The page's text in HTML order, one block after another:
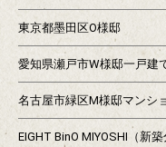
東京都墨田区O様邸
愛知県瀬戸市W様邸一戸建
名古屋市緑区M様邸マンシ
EIGHT BinO MIYOSHI（新築